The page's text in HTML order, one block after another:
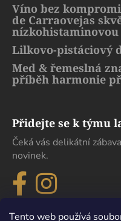
Tento web používá
Víno bez
de Carraovejas
nízkohistaminovou
Lilkovo-pistáciový
Med & řemeslná
příběh harmonie
Přidejte se k týmu
Čeká vás delikátní
novinek.